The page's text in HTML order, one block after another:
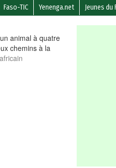
Faso-TIC Yenenga.net Jeunes du
animal à quatre
chemins à la